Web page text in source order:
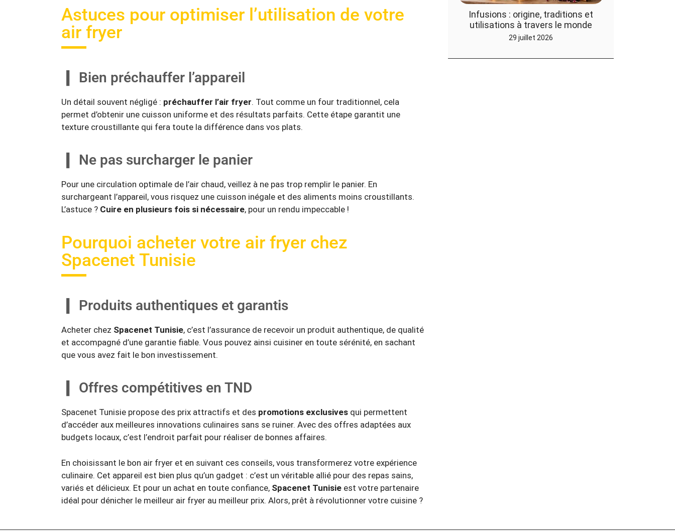
Astuces pour optimiser l’utilisation de votre
air fryer
Bien préchauffer l’appareil
Un détail souvent négligé : préchauffer l’air fryer. Tout comme un four traditionnel, cela
permet d’obtenir une cuisson uniforme et des résultats parfaits. Cette étape garantit une
texture croustillante qui fera toute la différence dans vos plats.
Ne pas surcharger le panier
Pour une circulation optimale de l’air chaud, veillez à ne pas trop remplir le panier. En
surchargeant l’appareil, vous risquez une cuisson inégale et des aliments moins croustillants.
L’astuce ? Cuire en plusieurs fois si nécessaire, pour un rendu impeccable !
Pourquoi acheter votre air fryer chez
Spacenet Tunisie
Produits authentiques et garantis
Acheter chez Spacenet Tunisie, c’est l’assurance de recevoir un produit authentique, de qualité
et accompagné d’une garantie fiable. Vous pouvez ainsi cuisiner en toute sérénité, en sachant
que vous avez fait le bon investissement.
Offres compétitives en TND
Spacenet Tunisie propose des prix attractifs et des promotions exclusives qui permettent
d’accéder aux meilleures innovations culinaires sans se ruiner. Avec des offres adaptées aux
budgets locaux, c’est l’endroit parfait pour réaliser de bonnes affaires.
En choisissant le bon air fryer et en suivant ces conseils, vous transformerez votre expérience
culinaire. Cet appareil est bien plus qu’un gadget : c’est un véritable allié pour des repas sains,
variés et délicieux. Et pour un achat en toute confiance, Spacenet Tunisie est votre partenaire
idéal pour dénicher le meilleur air fryer au meilleur prix. Alors, prêt à révolutionner votre cuisine ?
Infusions : origine, traditions et
utilisations à travers le monde
29 juillet 2026